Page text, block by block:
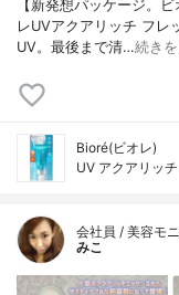
【新発想パッケージ
レUVアクアリッチ フ
UV。最後まで清…続き
Bioré(ビオレ)
UV アクアリッ
会社員 / 美容モ
みこ